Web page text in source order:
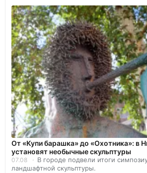
От «Купи барашка» до «Охотника»: в
установят необычные скульптуры
07.08
В городе подвели итоги
ландшафтной скульптуры.